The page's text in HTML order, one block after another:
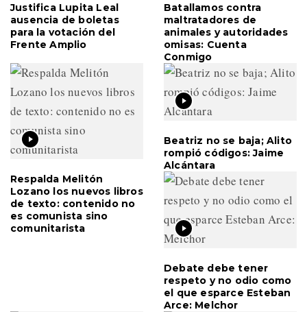
Justifica Lupita Leal
ausencia de boletas
para la votación del
Frente Amplio
Batallamos contra
maltratadores de
animales y autoridades
omisas: Cuenta
Conmigo
Respalda Melitón
Lozano los nuevos libros
de texto: contenido no
es comunista sino
comunitarista
Beatriz no se baja; Alito
rompió códigos: Jaime
Alcántara
Debate debe tener
respeto y no odio como
el que esparce Esteban
Arce: Melchor